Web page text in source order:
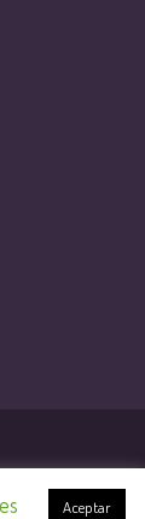
Aceptar